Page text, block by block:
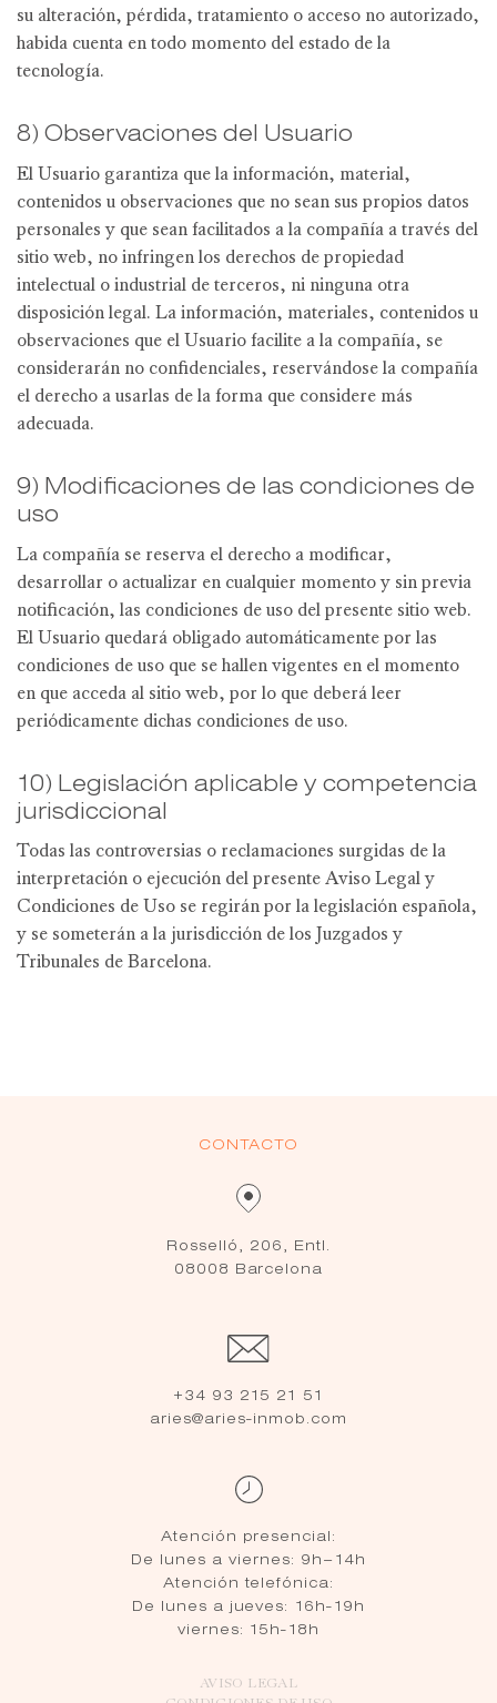
su alteración, pérdida, tratamiento o acceso no autorizado,
habida cuenta en todo momento del estado de la
tecnología.
8) Observaciones del Usuario
El Usuario garantiza que la información, material,
contenidos u observaciones que no sean sus propios datos
personales y que sean facilitados a la compañía a través del
sitio web, no infringen los derechos de propiedad
intelectual o industrial de terceros, ni ninguna otra
disposición legal. La información, materiales, contenidos u
observaciones que el Usuario facilite a la compañía, se
considerarán no confidenciales, reservándose la compañía
el derecho a usarlas de la forma que considere más
adecuada.
9) Modificaciones de las condiciones de
uso
La compañía se reserva el derecho a modificar,
desarrollar o actualizar en cualquier momento y sin previa
notificación, las condiciones de uso del presente sitio web.
El Usuario quedará obligado automáticamente por las
condiciones de uso que se hallen vigentes en el momento
en que acceda al sitio web, por lo que deberá leer
periódicamente dichas condiciones de uso.
10) Legislación aplicable y competencia
jurisdiccional
Todas las controversias o reclamaciones surgidas de la
interpretación o ejecución del presente Aviso Legal y
Condiciones de Uso se regirán por la legislación española,
y se someterán a la jurisdicción de los Juzgados y
Tribunales de Barcelona.
CONTACTO
Rosselló, 206, Entl.
08008 Barcelona
+34 93 215 21 51
aries@aries-inmob.com
Atención presencial:
De lunes a viernes: 9h–14h
Atención telefónica:
De lunes a jueves: 16h-19h
viernes: 15h-18h
AVISO LEGAL